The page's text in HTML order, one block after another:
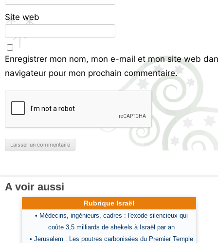
Site web
Enregistrer mon nom, mon e-mail et mon site web
navigateur pour mon prochain commentaire.
A voir aussi
Rubrique Israël
• Médecins, ingénieurs, cadres : l'exode silencieux qui
coûte 3,5 milliards de shekels à Israël par an
• Jerusalem : Les poutres carbonisées du Premier Temple